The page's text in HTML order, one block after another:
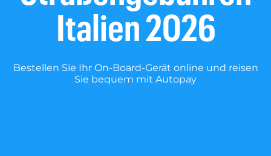
Italien 2026
Bestellen Sie Ihr On-Board-Gerät online und reisen
Sie bequem mit Autopay